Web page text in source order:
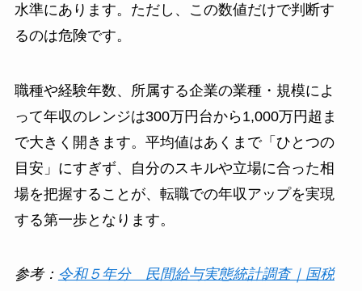
水準にあります。ただし、この数値だけで判断す
るのは危険です。
職種や経験年数、所属する企業の業種・規模によ
って年収のレンジは300万円台から1,000万円超ま
で大きく開きます。平均値はあくまで「ひとつの
目安」にすぎず、自分のスキルや立場に合った相
場を把握することが、転職での年収アップを実現
する第一歩となります。
参考： 令和５年分 民間給与実態統計調査｜国税